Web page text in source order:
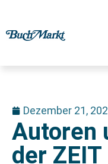
Dezember 21,
Autoren
der